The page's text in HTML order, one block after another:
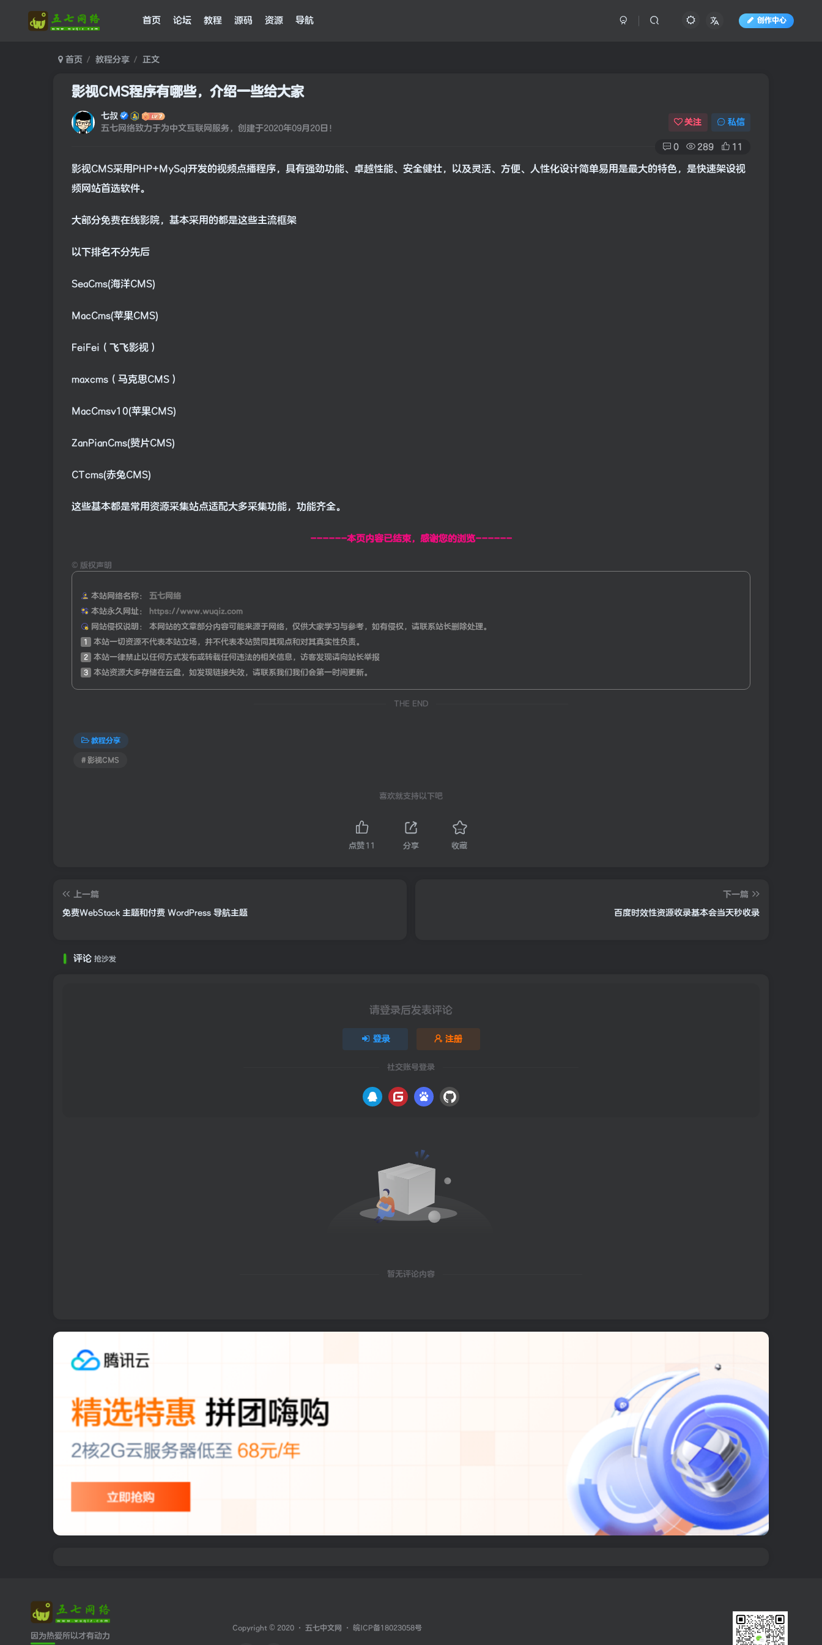
首页 论坛 教程 源码 资源 导航 创作中心
首页 教程分享 正文
影视CMS程序有哪些，介绍一些给大家
七叔
五七网络致力于为中文互联网服务，创建于2020年09月20日！
关注 私信
0 289 11
影视CMS采用PHP+MySql开发的视频点播程序，具有强劲功能、卓越性能、安全健壮，以及灵活、方便、人性化设计简单易用是最大的特色，是快速架设视
频网站首选软件。
大部分免费在线影院，基本采用的都是这些主流框架
以下排名不分先后
SeaCms(海洋CMS)
MacCms(苹果CMS)
FeiFei（飞飞影视）
maxcms（马克思CMS）
MacCmsv10(苹果CMS)
ZanPianCms(赞片CMS)
CTcms(赤兔CMS)
这些基本都是常用资源采集站点适配大多采集功能，功能齐全。
------本页内容已结束，感谢您的浏览------
© 版权声明
本站网络名称：
五七网络
本站永久网址：
https://www.wuqiz.com
网站侵权说明：
本网站的文章部分内容可能来源于网络，仅供大家学习与参考，如有侵权，请联系站长删除处理。
1
本站一切资源不代表本站立场，并不代表本站赞同其观点和对其真实性负责。
2
本站一律禁止以任何方式发布或转载任何违法的相关信息，访客发现请向站长举报
3
本站资源大多存储在云盘，如发现链接失效，请联系我们我们会第一时间更新。
THE END
教程分享
# 影视CMS
喜欢就支持以下吧
点赞 11 分享 收藏
上一篇
免费WebStack 主题和付费 WordPress 导航主题
下一篇
百度时效性资源收录基本会当天秒收录
评论 抢沙发
请登录后发表评论
登录 注册
社交账号登录
暂无评论内容
因为热爱所以才有动力
Copyright © 2020 · 五七中文网 · 皖ICP备18023058号